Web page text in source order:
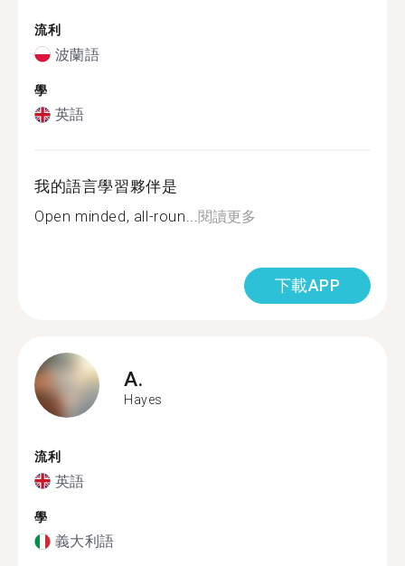
流利
波蘭語
學
英語
我的語言學習夥伴是
Open minded, all-roun...閱讀更多
下載APP
A.
Hayes
流利
英語
學
義大利語